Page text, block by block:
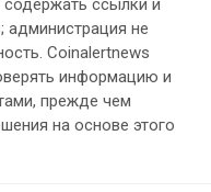
содержать ссылки и
администрация не
Coinalertnews
информацию и
прежде чем
на основе этого